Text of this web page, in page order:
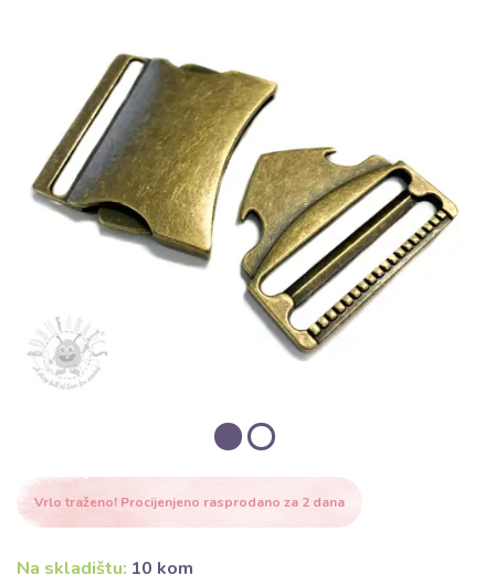
Vrlo traženo! Procijenjeno rasprodano za 2 dana
Na skladištu: 10 kom